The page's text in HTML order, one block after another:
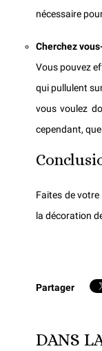
nécessaire
Cherchez
Vous pouvez
qui pullulent
vous voulez
cependant,
Faites de
la décoration
Partager
DANS